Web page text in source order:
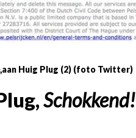
,aan Huig Plug (2) (foto Twitter)
Schokkend!